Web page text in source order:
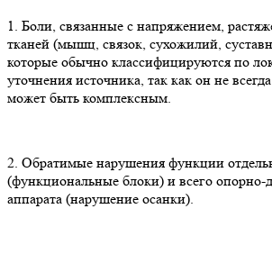
1. Боли, связанные с напряжением,
тканей (мышц, связок, сухожилий,
которые обычно классифицируются по
уточнения источника, так как он не
может быть комплексным.
2. Обратимые нарушения функции
(функциональные блоки) и всего опорно-
аппарата (нарушение осанки).